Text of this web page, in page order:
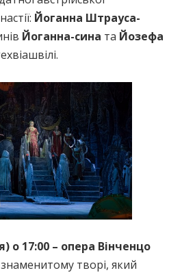
Йоганна Штрауса-
Йоганна-сина та Йозефа
о 17:00 – опера Вінченцо
творі, який